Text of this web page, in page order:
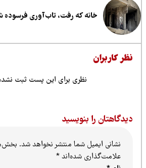
خانه که رفت، تاب‌آوری فرسوده شد
کاربران
نظری برای این پست ثبت نشده
را بنویسید
نشانی ایمیل شما منتشر نخواهد شد.بخش‌های
علامت‌گذاری شده‌اند*